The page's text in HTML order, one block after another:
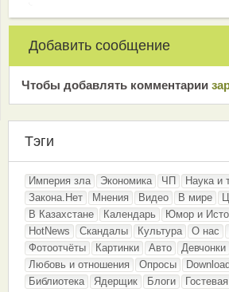
Добавить сообщение
Чтобы добавлять комментарии
Тэги
Империя зла Экономика ЧП Наука и
Закона.Нет
Мнения Видео В мире
В Казахстане
Календарь Юмор и
HotNews
Скандалы Культура О нас
Фотоотчёты
Картинки Авто Девчонки
Любовь и отношения
Опросы Download
Библиотека
Ядерщик Блоги Гостевая